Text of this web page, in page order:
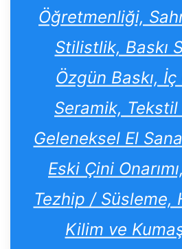
Öğretmenliği,
Stilistlik, Baskı
Özgün Baskı, İç
Seramik, Tekstil
Geleneksel El
Eski Çini
Tezhip / Süsleme,
Kilim ve